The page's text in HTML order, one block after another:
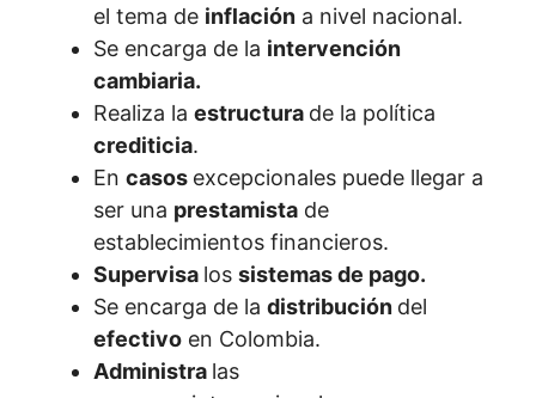
el tema de inflación a nivel nacional.
Se encarga de la intervención
cambiaria.
Realiza la estructura de la política
crediticia.
En casos excepcionales puede llegar a
ser una prestamista de
establecimientos financieros.
Supervisa los sistemas de pago.
Se encarga de la distribución del
efectivo en Colombia.
Administra las